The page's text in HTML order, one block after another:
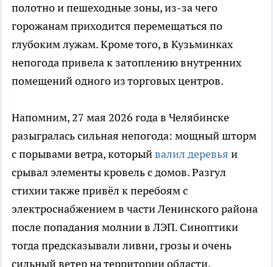
полотно и пешеходные зоны, из-за чего
горожанам приходится перемещаться по
глубоким лужам. Кроме того, в Кузьминках
непогода привела к затоплению внутренних
помещений одного из торговых центров.
Напомним, 27 мая 2026 года в Челябинске
разыгралась сильная непогода: мощный шторм
с порывами ветра, которыйвалил деревья и
срывал элементы кровель с домов. Разгул
стихии также привёл к перебоям с
электроснабжением в части Ленинского района
после попадания молнии в ЛЭП. Синоптики
тогда предсказывали ливни, грозы и очень
сильный ветер на территории области.